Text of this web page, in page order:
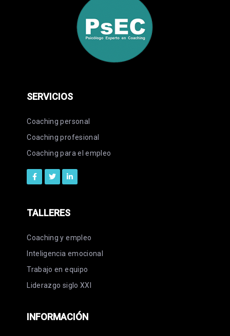
SERVICIOS
Coaching personal
Coaching profesional
Coaching para el empleo
TALLERES
Coaching y empleo
Inteligencia emocional
Trabajo en equipo
Liderazgo siglo XXI
INFORMACIÓN